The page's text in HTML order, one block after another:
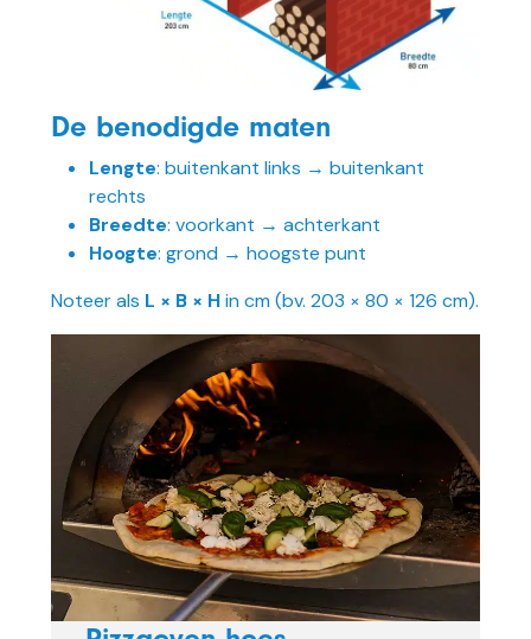
De benodigde maten
Lengte: buitenkant links → buitenkant
rechts
Breedte: voorkant → achterkant
Hoogte: grond → hoogste punt
Noteer als L × B × Hin cm (bv. 203 × 80 × 126 cm).